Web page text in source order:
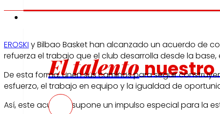
El talento nuestro
EROSKI y Bilbao Basket han alcanzado un acuerdo de
refuerza el trabajo que el club desarrolla desde la
De esta forma, unen sus caminos para seguir
esfuerzo, el trabajo en equipo y la igualdad de
Así, este acuerdo supone un impulso especial para la